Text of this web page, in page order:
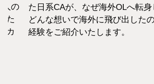
人の
た
カ
た日系CAが、なぜ海外OLへ転身
どんな想いで海外に飛び出した
経験をご紹介いたします。